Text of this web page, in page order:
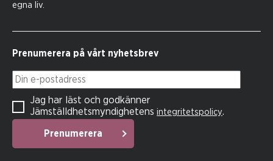
egna liv.
Prenumerera på vårt nyhetsbrev
Din e-postadress
Prenumerera
Jag har läst och godkänner
Jämställdhetsmyndighetens integritetspolicy.